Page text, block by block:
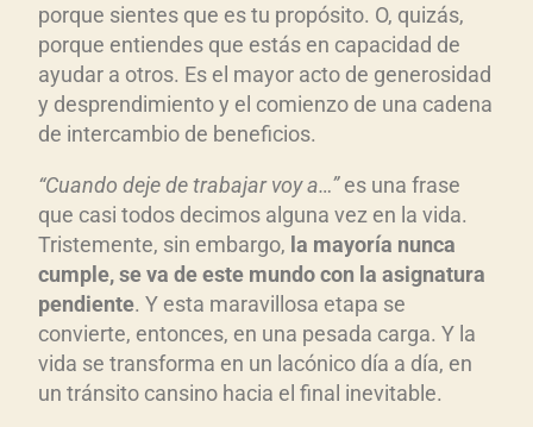
porque sientes que es tu propósito. O, quizás,
porque entiendes que estás en capacidad de
ayudar a otros. Es el mayor acto de generosidad
y desprendimiento y el comienzo de una cadena
de intercambio de beneficios.
“Cuando deje de trabajar voy a…”es una frase
que casi todos decimos alguna vez en la vida.
Tristemente, sin embargo, la mayoría nunca
cumple, se va de este mundo con la asignatura
pendiente. Y esta maravillosa etapa se
convierte, entonces, en una pesada carga. Y la
vida se transforma en un lacónico día a día, en
un tránsito cansino hacia el final inevitable.